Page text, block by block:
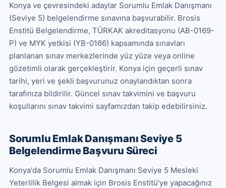
Konya ve çevresindeki adaylar Sorumlu Emlak Danışmanı
(Seviye 5) belgelendirme sınavına başvurabilir. Brosis
Enstitü Belgelendirme, TÜRKAK akreditasyonu (AB-0169-
P) ve MYK yetkisi (YB-0166) kapsamında sınavları
planlanan sınav merkezlerinde yüz yüze veya online
gözetimli olarak gerçekleştirir. Konya için geçerli sınav
tarihi, yeri ve şekli başvurunuz onaylandıktan sonra
tarafınıza bildirilir. Güncel sınav takvimini ve başvuru
koşullarını sınav takvimi sayfamızdan takip edebilirsiniz.
Sorumlu Emlak Danışmanı Seviye 5
Belgelendirme Başvuru Süreci
Konya'da Sorumlu Emlak Danışmanı Seviye 5 Mesleki
Yeterlilik Belgesi almak için Brosis Enstitü'ye yapacağınız